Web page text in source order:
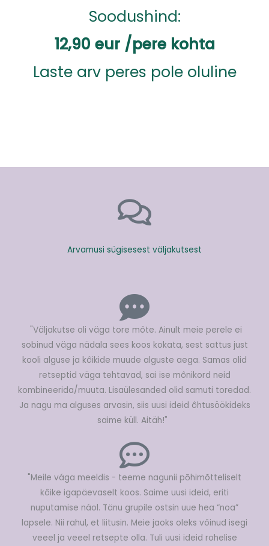
Soodushind:
12,90 eur /pere kohta
Laste arv peres pole oluline
Arvamusi sügisesest väljakutsest
"Väljakutse oli väga tore môte. Ainult meie perele ei
sobinud väga nädala sees koos kokata, sest sattus just
kooli alguse ja kôikide muude alguste aega. Samas olid
retseptid väga tehtavad, sai ise mônikord neid
kombineerida/muuta. Lisaülesanded olid samuti toredad.
Ja nagu ma alguses arvasin, siis uusi ideid ôhtusöökideks
saime küll. Aitäh!"
"Meile vága meeldis - teeme nagunii pōhimõtteliselt
kôike igapäevaselt koos. Saime uusi ideid, eriti
nuputamise náol. Tänu grupile ostsin uue hea “noa”
lapsele. Nii rahul, et liitusin. Meie jaoks oleks vôinud isegi
veeel ja veeel retsepte olla. Tuli uusi ideid rohelise